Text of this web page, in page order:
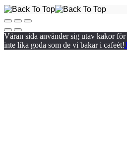
Våran sida använder sig utav kakor
inte lika goda som de vi bakar i cafeét!